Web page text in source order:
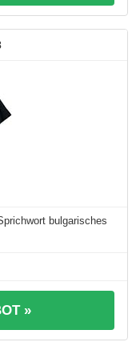
bulgarisches
»